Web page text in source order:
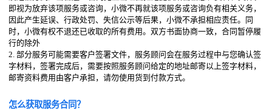
即视为放弃该项服务或咨询，小微不再就该项服务或咨询负有相关义务，
因此产生延误、行政处罚、失信公示等后果，小微不承担相应责任。同
时，小微有权不退还已收取的所有费用。双方书面协商一致，合同暂停履
行的除外
2. 部分服务可能需要客户签署文件，服务顾问会在服务过程中与您确认签
字材料，签署完成后，需要按照服务顾问给定的地址邮寄以上签字材料，
邮寄资料费用由客户承担，请勿使用货到付款方式。
怎么获取服务合同？